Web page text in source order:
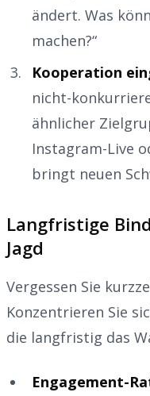
ändert. Was
machen?“
Kooperation
nicht-
ähnlicher
Instagram-Live
bringt neuen
Langfristige
Jagd
Vergessen Sie
Konzentrieren Sie
die langfristig das
Engagement-